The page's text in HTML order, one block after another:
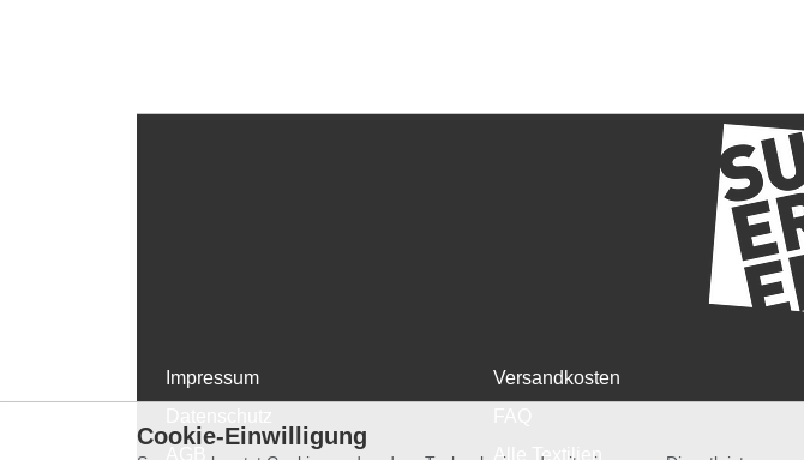
Impressum
Versandkosten
Alle Textilien
Cookie-Einwilligung